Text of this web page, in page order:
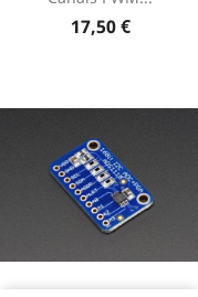
Preço
17,50 €
Dados do produto